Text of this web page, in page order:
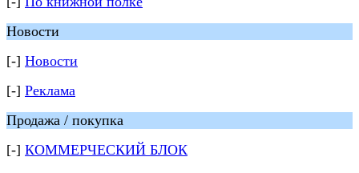
Новости
[-] Новости
[-] Реклама
Продажа / покупка
[-] КОММЕРЧЕСКИЙ БЛОК